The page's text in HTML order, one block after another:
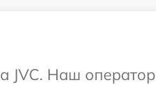
JVC. Наш оператор